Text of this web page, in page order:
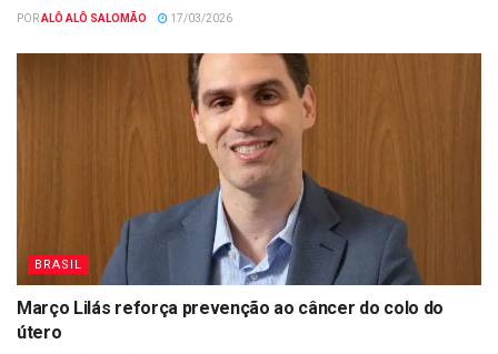
PORALÔ ALÔ SALOMÃO 17/03/2026
BRASIL
Março Lilás reforça prevenção ao câncer do colo do
útero